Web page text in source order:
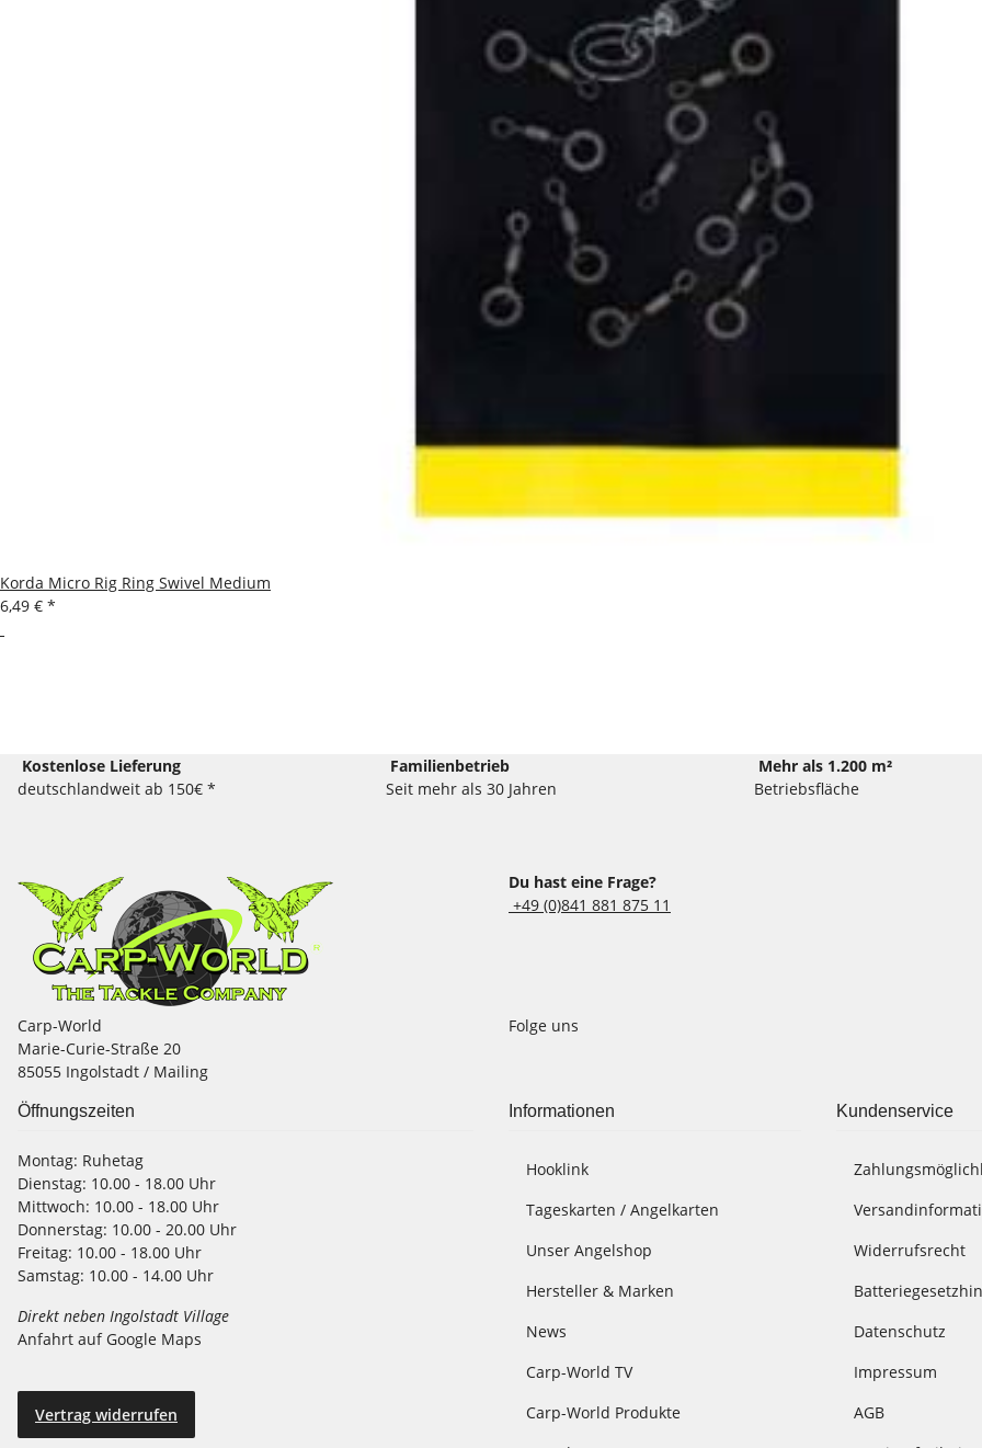
Korda Micro Rig Ring Swivel Medium
6,49 € *
Kostenlose Lieferung
deutschlandweit ab 150€ *
Familienbetrieb
Seit mehr als 30 Jahren
Mehr als 1.200 m²
Betriebsfläche
Du hast eine Frage?
+49 (0)841 881 875 11
Carp-World
Marie-Curie-Straße 20
85055 Ingolstadt / Mailing
Folge uns
Öffnungszeiten
Montag: Ruhetag
Dienstag: 10.00 - 18.00 Uhr
Mittwoch: 10.00 - 18.00 Uhr
Donnerstag: 10.00 - 20.00 Uhr
Freitag: 10.00 - 18.00 Uhr
Samstag: 10.00 - 14.00 Uhr
Direkt neben Ingolstadt Village
Anfahrt auf Google Maps
Vertrag widerrufen
Informationen
Hooklink
Tageskarten / Angelkarten
Unser Angelshop
Hersteller & Marken
News
Carp-World TV
Carp-World Produkte
Kundenservice
Widerrufsrecht
Datenschutz
Impressum
AGB